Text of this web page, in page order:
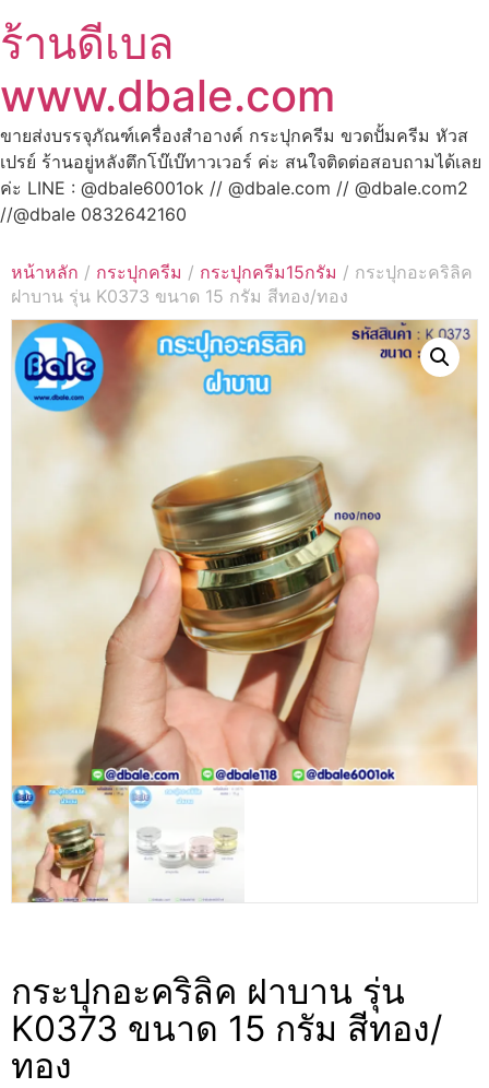
ร้านดีเบล
www.dbale.com
ขายส่งบรรจุภัณฑ์เครื่องสำอางค์ กระปุกครีม ขวดปั้มครีม หัวส
เปรย์ ร้านอยู่หลังตึกโบ๊เบ๊ทาวเวอร์ ค่ะ สนใจติดต่อสอบถามได้เลย
ค่ะ LINE : @dbale6001ok // @dbale.com // @dbale.com2
//@dbale 0832642160
หน้าหลัก / กระปุกครีม / กระปุกครีม15กรัม / กระปุกอะคริลิค
ฝาบาน รุ่น K0373 ขนาด 15 กรัม สีทอง/ทอง
กระปุกอะคริลิค ฝาบาน รุ่น
K0373 ขนาด 15 กรัม สีทอง/
ทอง